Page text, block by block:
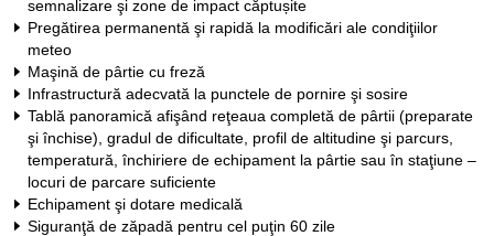
semnalizare şi zone de impact căptușite
Pregătirea permanentă şi rapidă la modificări ale condiţiilor
meteo
Maşină de pârtie cu freză
Infrastructură adecvată la punctele de pornire şi sosire
Tablă panoramică afişând reţeaua completă de pârtii (preparate
şi închise), gradul de dificultate, profil de altitudine şi parcurs,
temperatură, închiriere de echipament la pârtie sau în staţiune –
locuri de parcare suficiente
Echipament şi dotare medicală
Siguranţă de zăpadă pentru cel puţin 60 zile